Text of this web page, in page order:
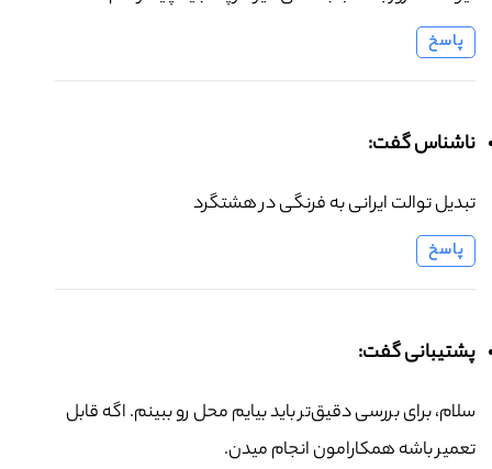
پاسخ
ناشناس گفت:
تبدیل توالت ایرانی به فرنگی در هشتگرد
پاسخ
پشتیبانی گفت:
سلام، برای بررسی دقیق‌تر باید بیایم محل رو ببینم. اگه قابل
تعمیر باشه همکارامون انجام میدن.